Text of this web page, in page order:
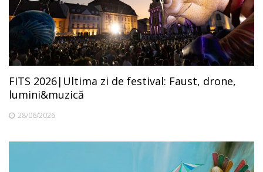
FITS 2026|Ultima zi de festival: Faust, drone,
lumini&muzică
28/06/2026